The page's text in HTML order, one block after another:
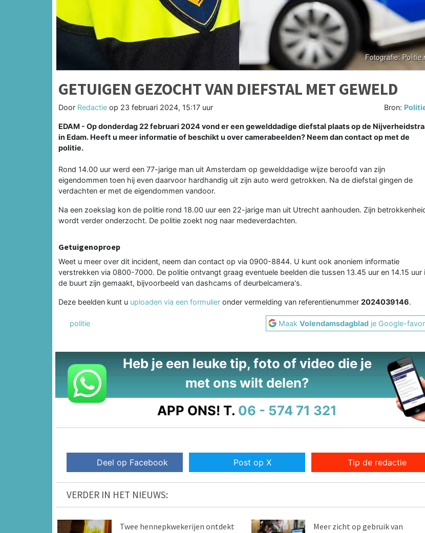
GETUIGEN GEZOCHT VAN DIEFSTAL MET GEWELD
Door Redactie op 23 februari 2024, 15:17 uur Bron:
EDAM - Op donderdag 22 februari 2024 vond er een gewelddadige diefstal plaats op de
in Edam. Heeft u meer informatie of beschikt u over camerabeelden? Neem dan contact op met de
politie.
Rond 14.00 uur werd een 77-jarige man uit Amsterdam op gewelddadige wijze beroofd van zijn
eigendommen toen hij even daarvoor hardhandig uit zijn auto werd getrokken. Na de diefstal gingen de
verdachten er met de eigendommen vandoor.
Na een zoekslag kon de politie rond 18.00 uur een 22-jarige man uit Utrecht aanhouden. Zijn
wordt verder onderzocht. De politie zoekt nog naar medeverdachten.
Getuigenoproep
Weet u meer over dit incident, neem dan contact op via 0900-8844. U kunt ook anoniem informatie
verstrekken via 0800-7000. De politie ontvangt graag eventuele beelden die tussen 13.45 uur en 14.15 uur
de buurt zijn gemaakt, bijvoorbeeld van dashcams of deurbelcamera's.
Deze beelden kunt u uploaden via een formulier onder vermelding van referentienummer 2024039146.
politie MaakVolendamsdagblad je Google-
Heb je een leuke tip, foto of video die je
met ons wilt delen?
APP ONS! T. 06 - 574 71 321
Deel op Facebook Post op X Tip de redactie
VERDER IN HET NIEUWS:
Twee hennepkwekerijen ontdekt
Meer zicht op gebruik van